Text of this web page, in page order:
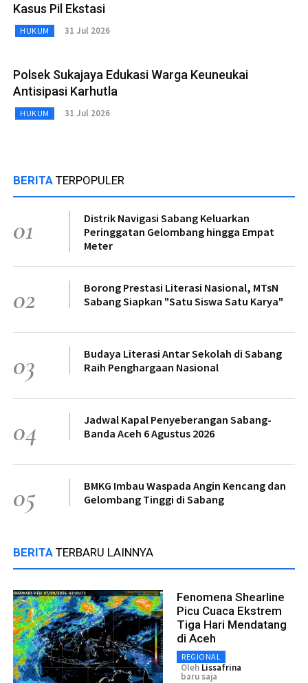
Kasus Pil Ekstasi
HUKUM 31 Jul 2026
Polsek Sukajaya Edukasi Warga Keuneukai
Antisipasi Karhutla
HUKUM 31 Jul 2026
BERITA TERPOPULER
01
Distrik Navigasi Sabang Keluarkan
Peringgatan Gelombang hingga Empat
Meter
02
Borong Prestasi Literasi Nasional, MTsN
Sabang Siapkan "Satu Siswa Satu Karya"
03
Budaya Literasi Antar Sekolah di Sabang
Raih Penghargaan Nasional
04
Jadwal Kapal Penyeberangan Sabang-
Banda Aceh 6 Agustus 2026
05
BMKG Imbau Waspada Angin Kencang dan
Gelombang Tinggi di Sabang
BERITA TERBARU LAINNYA
Fenomena Shearline
Picu Cuaca Ekstrem
Tiga Hari Mendatang
di Aceh
REGIONAL
Oleh Lissafrina
baru saja